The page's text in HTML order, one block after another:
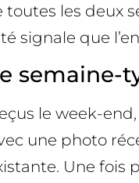
les deux
signale que
semaine-
le week-
une photo
Une fois